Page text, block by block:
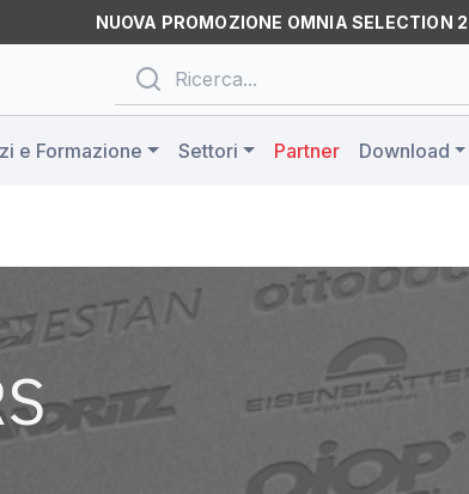
NUOVA PROMOZIONE OMNIA
e Formazione Settori Partner Download